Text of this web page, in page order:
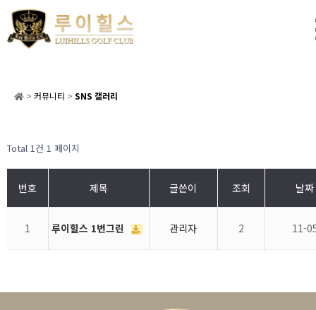
> 커뮤니티 > SNS 갤러리
Total 1건 1 페이지
번호 제목 글쓴이 조회 날짜
1 루이힐스 1번그린 관리자 2 11-